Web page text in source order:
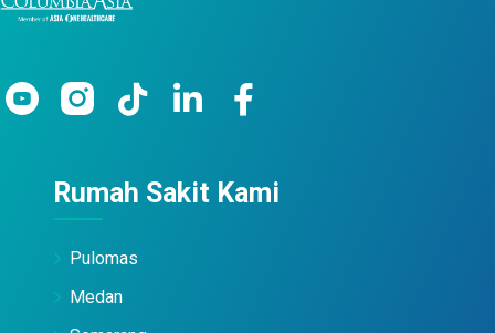
Rumah Sakit Kami
Pulomas
Medan